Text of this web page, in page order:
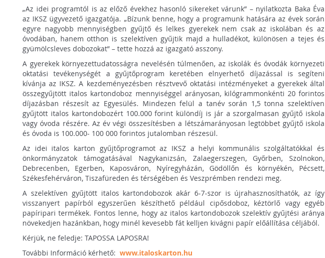
„Az idei programtól is az előző évekhez hasonló sikereket várunk” – nyilatkozta Baka Éva
az IKSZ ügyvezető igazgatója. „Bízunk benne, hogy a programunk hatására az évek során
egyre nagyobb mennyiségben gyűjtő és lelkes gyerekek nem csak az iskolában és az
óvodában, hanem otthon is szelektíven gyűjtik majd a hulladékot, különösen a tejes és
gyümölcsleves dobozokat” – tette hozzá az igazgató asszony.
A gyerekek környezettudatosságra nevelésén túlmenően, az iskolák és óvodák környezeti
oktatási tevékenységét a gyűjtőprogram keretében elnyerhető díjazással is segíteni
kívánja az IKSZ. A kezdeményezésben résztvevő oktatási intézményeket a gyerekek által
összegyűjtött italos kartondoboz mennyiséggel arányosan, kilógrammonkénti 20 forintos
díjazásban részesít az Egyesülés. Mindezen felül a tanév során 1,5 tonna szelektíven
gyűjtött italos kartondobozért 100.000 forint különdíj is jár a szorgalmasan gyűjtő iskola
vagy óvoda részére. Az év végi összesítésben a létszámarányosan legtöbbet gyűjtő iskola
és óvoda is 100.000- 100 000 forintos jutalomban részesül.
Az idei italos karton gyűjtőprogramot az IKSZ a helyi kommunális szolgáltatókkal és
önkormányzatok támogatásával Nagykanizsán, Zalaegerszegen, Győrben, Szolnokon,
Debrecenben, Egerben, Kaposváron, Nyíregyházán, Gödöllőn és környékén, Pécsett,
Székesfehérváron, Tiszafüreden és térségében és Veszprémben rendezi meg.
A szelektíven gyűjtött italos kartondobozok akár 6-7-szor is újrahasznosíthatók, az így
visszanyert papírból egyszerűen készíthető például cipősdoboz, kéztörlő vagy egyéb
papíripari termékek. Fontos lenne, hogy az italos kartondobozok szelektív gyűjtési aránya
növekedjen hazánkban, hogy minél kevesebb fát kelljen kivágni papír előállítása céljából.
Kérjük, ne feledje: TAPOSSA LAPOSRA!
További Információ kérhető:www.italoskarton.hu